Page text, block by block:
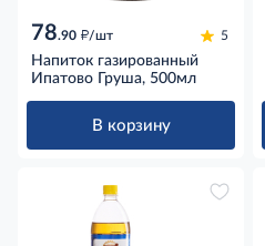
78.90 д/шт 5
Напиток газированный
Ипатово Груша, 500мл
В корзину